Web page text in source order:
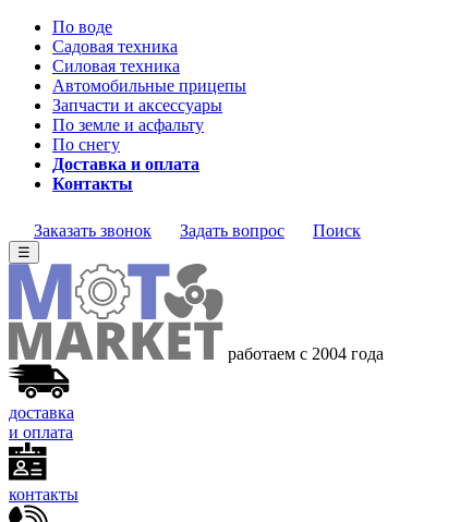
По воде
Садовая техника
Силовая техника
Автомобильные прицепы
Запчасти и аксессуары
По земле и асфальту
По снегу
Доставка и оплата
Контакты
Заказать звонок Задать вопрос Поиск
☰
работаем с 2004 года
доставка
и оплата
контакты